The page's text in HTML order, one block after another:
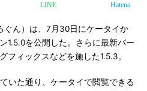
LINE Hatena
ん）は、7月30日にケータイか
1.5.0を公開した。さらに最新バー
フィックスなどを施した1.5.3。
いた通り、ケータイで閲覧できる